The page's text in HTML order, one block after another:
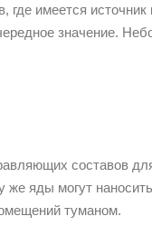
имеется
значение.
составов
яды могут
туманом.